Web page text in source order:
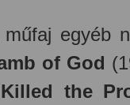
műfaj egyéb
of God
the